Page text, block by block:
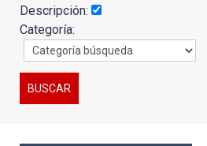
Descripción:
Categoría: